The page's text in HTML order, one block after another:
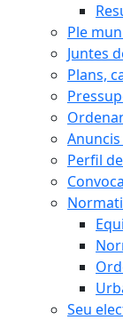
Ple
Juntes
Plans,
Perfil
Seu